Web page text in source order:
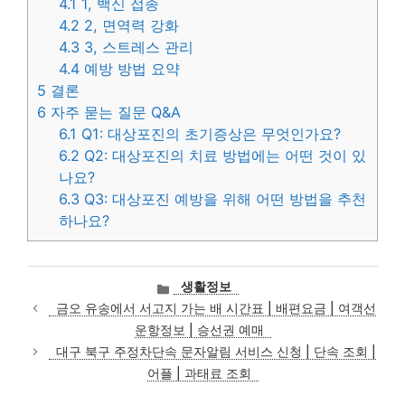
4.1 1, 백신 접종
4.2 2, 면역력 강화
4.3 3, 스트레스 관리
4.4 예방 방법 요약
5 결론
6 자주 묻는 질문 Q&A
6.1 Q1: 대상포진의 초기증상은 무엇인가요?
6.2 Q2: 대상포진의 치료 방법에는 어떤 것이 있
나요?
6.3 Q3: 대상포진 예방을 위해 어떤 방법을 추천
하나요?
카
테
고
리
생활정보
금오 유송에서 서고지 가는 배 시간표 | 배편요금 | 여객선
운항정보 | 승선권 예매
대구 북구 주정차단속 문자알림 서비스 신청 | 단속 조회 |
어플 | 과태료 조회